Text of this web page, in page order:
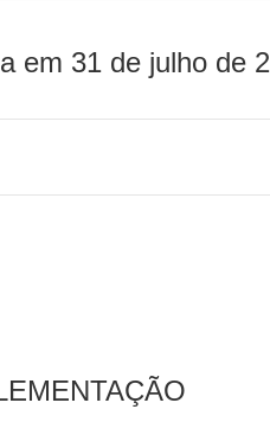
em 31 de julho de